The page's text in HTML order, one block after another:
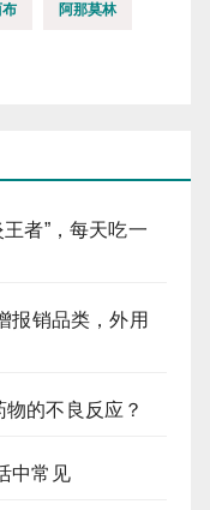
布 阿那莫林
者”，每天吃一
报销品类，外用
的不良反应？
中常见